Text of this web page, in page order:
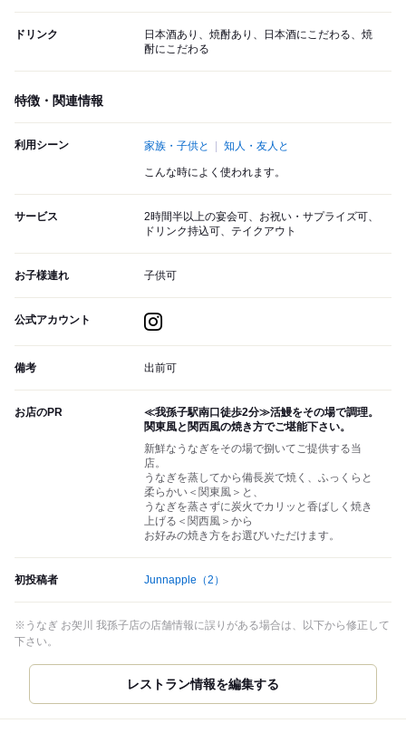
ドリンク
日本酒あり、焼酎あり、日本酒にこだわる、焼
酎にこだわる
特徴・関連情報
利用シーン 家族・子供と 知人・友人と
こんな時によく使われます。
サービス
2時間半以上の宴会可、お祝い・サプライズ可、
ドリンク持込可、テイクアウト
お子様連れ 子供可
公式アカウント
備考 出前可
お店のPR
≪我孫子駅南口徒歩2分≫活鰻をその場で調理。
関東風と関西風の焼き方でご堪能下さい。
新鮮なうなぎをその場で捌いてご提供する当
店。
うなぎを蒸してから備長炭で焼く、ふっくらと
柔らかい＜関東風＞と、
うなぎを蒸さずに炭火でカリッと香ばしく焼き
上げる＜関西風＞から
お好みの焼き方をお選びいただけます。
初投稿者 Junnapple （2）
※うなぎ お㚙川 我孫子店の店舗情報に誤りがある場合は、以下から修正して
下さい。
レストラン情報を編集する